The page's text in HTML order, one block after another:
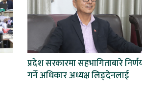
प्रदेश सरकारमा सहभागिताबारे
गर्ने अधिकार अध्यक्ष लिङ्देनलाई